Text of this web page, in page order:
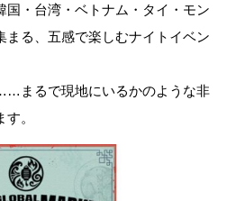
国・台湾・ベトナム・タイ・モン
まる、五感で楽しむナイトイベン
まるで現地にいるかのような非
。